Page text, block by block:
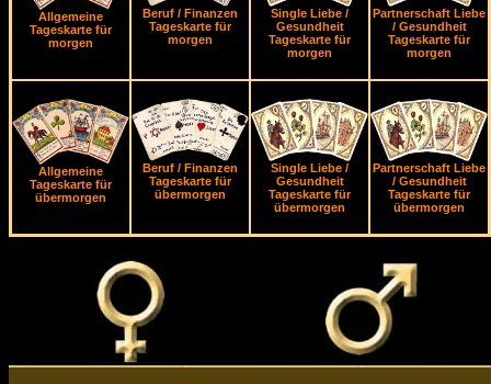
Allgemeine
Tageskarte für
morgen
Beruf / Finanzen
Tageskarte für
morgen
Single Liebe /
Gesundheit
Tageskarte für
morgen
Partnerschaft Liebe
/ Gesundheit
Tageskarte für
morgen
Allgemeine
Tageskarte für
übermorgen
Beruf / Finanzen
Tageskarte für
übermorgen
Single Liebe /
Gesundheit
Tageskarte für
übermorgen
Partnerschaft Liebe
/ Gesundheit
Tageskarte für
übermorgen